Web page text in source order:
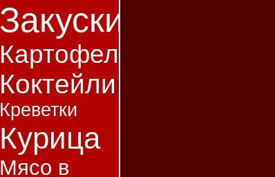
Закуски
Картофель
Коктейли
Креветки
Курица
Мясо в